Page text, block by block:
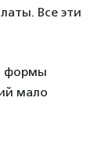
Все эти
формы
мало